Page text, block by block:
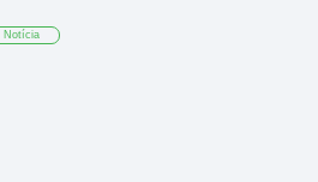
Notícia